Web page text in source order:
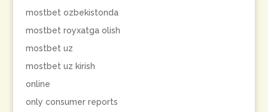
mostbet ozbekistonda
mostbet royxatga olish
mostbet uz
mostbet uz kirish
online
only consumer reports